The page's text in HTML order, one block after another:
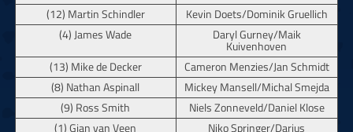
(12) Martin Schindler
Kevin Doets/Dominik Gruellich
(4) James Wade
Daryl Gurney/Maik
Kuivenhoven
(13) Mike de Decker
Cameron Menzies/Jan Schmidt
(8) Nathan Aspinall
Mickey Mansell/Michal Smejda
(9) Ross Smith
Niels Zonneveld/Daniel Klose
(1) Gian van Veen
Niko Springer/Darius